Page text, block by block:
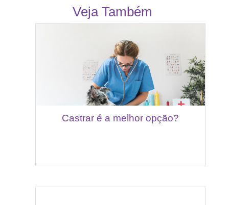
Veja Também
Castrar é a melhor opção?